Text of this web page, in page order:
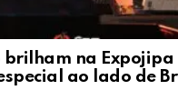
brilham na Expojipa
ao lado de